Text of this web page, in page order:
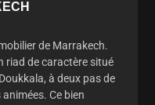
de Marrakech.
riad de caractère situé
à deux pas de
Ce bien